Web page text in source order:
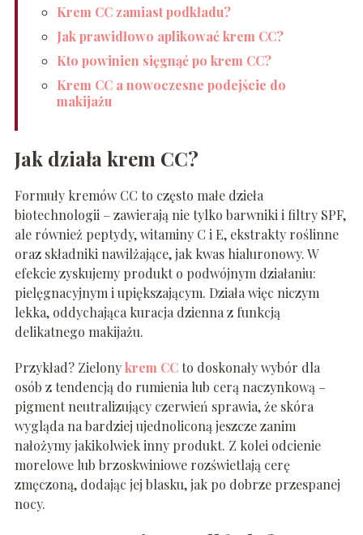
Krem CC zamiast podkładu?
Jak prawidłowo aplikować krem CC?
Kto powinien sięgnąć po krem CC?
Krem CC a nowoczesne podejście do
makijażu
Jak działa krem CC?
Formuły kremów CC to często małe dzieła
biotechnologii – zawierają nie tylko barwniki i filtry SPF,
ale również peptydy, witaminy C i E, ekstrakty roślinne
oraz składniki nawilżające, jak kwas hialuronowy. W
efekcie zyskujemy produkt o podwójnym działaniu:
pielęgnacyjnym i upiększającym. Działa więc niczym
lekka, oddychająca kuracja dzienna z funkcją
delikatnego makijażu.
Przykład? Zielonykrem CCto doskonały wybór dla
osób z tendencją do rumienia lub cerą naczynkową –
pigment neutralizujący czerwień sprawia, że skóra
wygląda na bardziej ujednoliconą jeszcze zanim
nałożymy jakikolwiek inny produkt. Z kolei odcienie
morelowe lub brzoskwiniowe rozświetlają cerę
zmęczoną, dodając jej blasku, jak po dobrze przespanej
nocy.